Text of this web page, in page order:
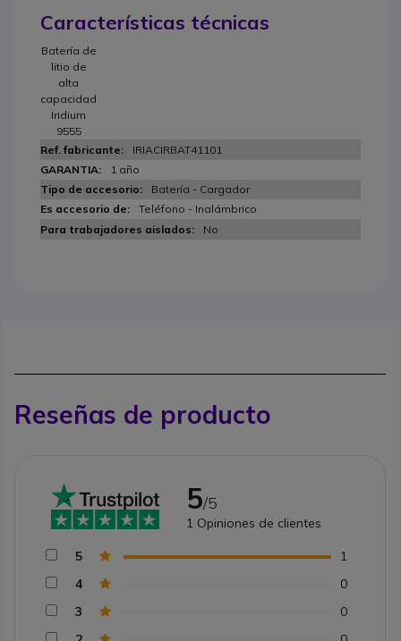
Características técnicas
Batería de
litio de
alta
capacidad
Iridium
9555
IRIACIRBAT41101
1 año
Batería - Cargador
Teléfono - Inalámbrico
No
Reseñas de producto
5/5
1 Opiniones de clientes
5
1
4
0
3
0